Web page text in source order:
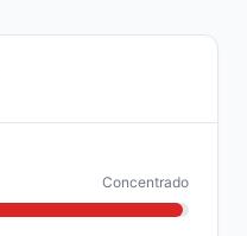
Concentrado